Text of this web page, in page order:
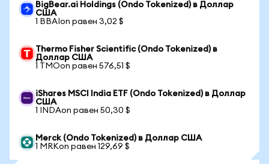
BigBear.ai Holdings (Ondo Tokenized) в Доллар
США
1 BBAIon равен 3,02 $
Thermo Fisher Scientific (Ondo Tokenized) в
Доллар США
1 TMOon равен 576,51 $
iShares MSCI India ETF (Ondo Tokenized) в Доллар
США
1 INDAon равен 50,30 $
Merck (Ondo Tokenized) в Доллар США
1 MRKon равен 129,69 $